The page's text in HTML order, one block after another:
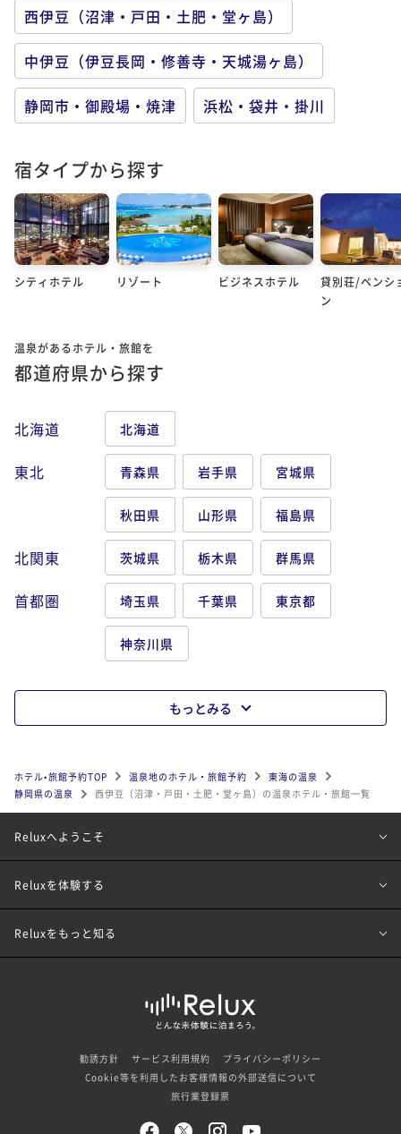
西伊豆（沼津・戸田・土肥・堂ヶ島）
中伊豆（伊豆長岡・修善寺・天城湯ヶ島）
静岡市・御殿場・焼津 浜松・袋井・掛川
宿タイプから探す
シティホテル リゾート ビジネスホテル
貸別荘/ペンシ
ン
温泉があるホテル・旅館を
都道府県から探す
北海道 北海道
東北 青森県 岩手県 宮城県
秋田県 山形県 福島県
北関東 茨城県 栃木県 群馬県
首都圏 埼玉県 千葉県 東京都
神奈川県
もっとみる
ホテル•旅館予約TOP 温泉地のホテル・旅館予約
東海の温泉
静岡県の温泉
西伊豆（沼津・戸田・土肥・堂ヶ島）の温泉ホテル・旅館一覧
Reluxへようこそ
Reluxを体験する
Reluxをもっと知る
勧誘方針 サービス利用規約
プライバシーポリシー
Cookie等を利用したお客様情報の外部送信について
旅行業登録票